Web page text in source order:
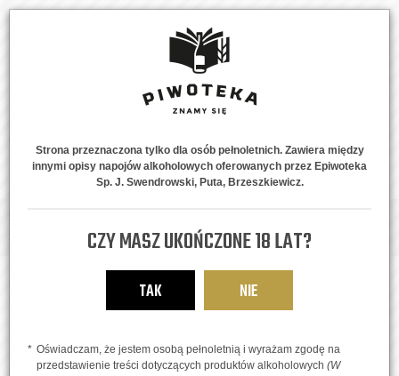
MENU 0
Strona przeznaczona tylko dla osób pełnoletnich. Zawiera między
innymi opisy napojów alkoholowych oferowanych przez Epiwoteka
Sp. J. Swendrowski, Puta, Brzeszkiewicz.
CZY MASZ UKOŃCZONE 18 LAT?
TAK NIE
Oświadczam, że jestem osobą pełnoletnią i wyrażam zgodę na
przedstawienie treści dotyczących produktów alkoholowych (W